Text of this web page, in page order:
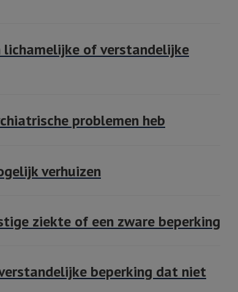
of verstandelijke
problemen heb
verhuizen
ziekte of een zware beperking
beperking dat niet